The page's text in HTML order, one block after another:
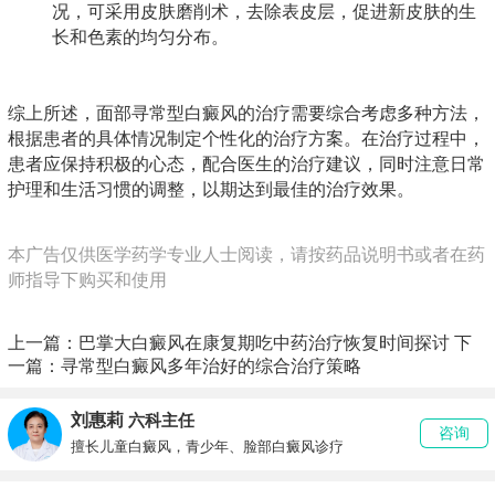
况，可采用皮肤磨削术，去除表皮层，促进新皮肤的生
长和色素的均匀分布。
综上所述，面部寻常型白癜风的治疗需要综合考虑多种方法，
根据患者的具体情况制定个性化的治疗方案。在治疗过程中，
患者应保持积极的心态，配合医生的治疗建议，同时注意日常
护理和生活习惯的调整，以期达到最佳的治疗效果。
本广告仅供医学药学专业人士阅读，请按药品说明书或者在药
师指导下购买和使用
上一篇： 巴掌大白癜风在康复期吃中药治疗恢复时间探讨 下
一篇： 寻常型白癜风多年治好的综合治疗策略
刘惠莉 六科主任
擅长儿童白癜风，青少年、脸部白癜风诊疗
咨询